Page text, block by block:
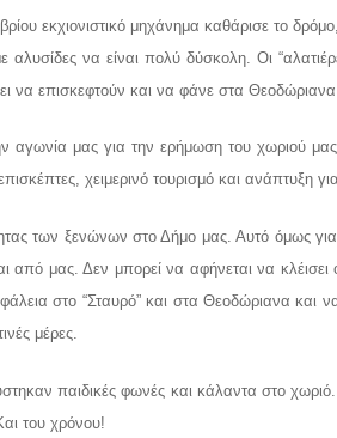
εκχιονιστικό μηχάνημα καθάρισε το
αλυσίδες να είναι πολύ δύσκολη. Οι
να επισκεφτούν και να φάνε στα
αγωνία μας για την ερήμωση του χωριού
χειμερινό τουρισμό και ανάπτυξη
των ξενώνων στο Δήμο μας. Αυτό όμως
μας. Δεν μπορεί να αφήνεται να κλέισει
στο “Σταυρό” και στα Θεοδώριανα και
μέρες.
παιδικές φωνές και κάλαντα στο
του χρόνου!